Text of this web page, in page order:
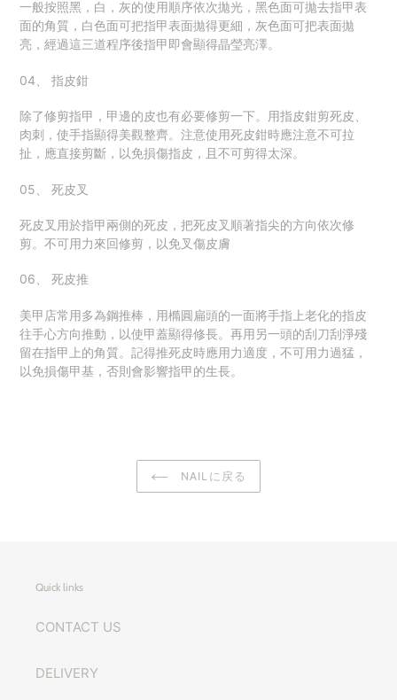
一般按照黑，白，灰的使用順序依次拋光，黑色面可拋去指甲表
面的角質，白色面可把指甲表面拋得更細，灰色面可把表面拋
亮，經過這三道程序後指甲即會顯得晶瑩亮澤。
04、 指皮鉗
除了修剪指甲，甲邊的皮也有必要修剪一下。用指皮鉗剪死皮、
肉刺，使手指顯得美觀整齊。注意使用死皮鉗時應注意不可拉
扯，應直接剪斷，以免損傷指皮，且不可剪得太深。
05、 死皮叉
死皮叉用於指甲兩側的死皮，把死皮叉順著指尖的方向依次修
剪。不可用力來回修剪，以免叉傷皮膚
06、 死皮推
美甲店常用多為鋼推棒，用橢圓扁頭的一面將手指上老化的指皮
往手心方向推動，以使甲蓋顯得修長。再用另一頭的刮刀刮淨殘
留在指甲上的角質。記得推死皮時應用力適度，不可用力過猛，
以免損傷甲基，否則會影響指甲的生長。
NAILに戻る
Quick links
CONTACT US
DELIVERY